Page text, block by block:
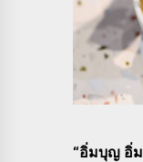
“อิ่มบุญ อิ่ม